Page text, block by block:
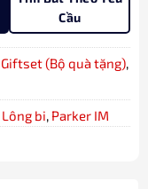
Cầu
Giftset (Bộ quà tặng),
Lông bi, Parker IM